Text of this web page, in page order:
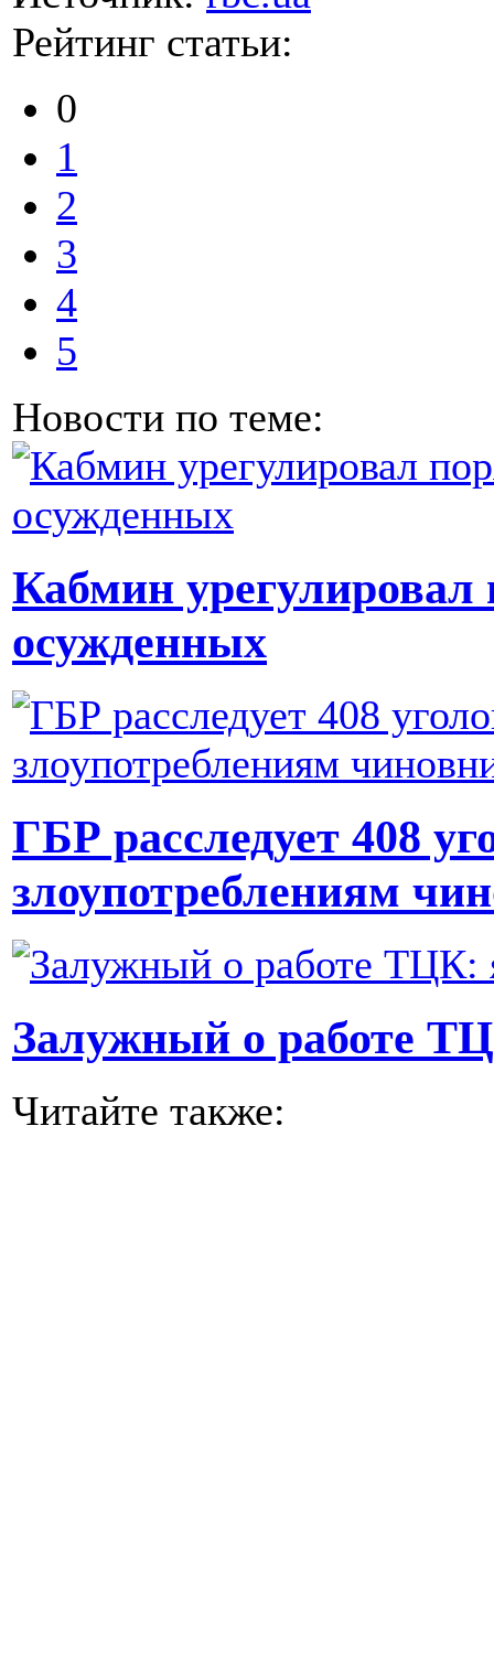
Рейтинг статьи:
0
1
2
3
4
5
Новости по теме:
Кабмин урегулировал
осужденных
ГБР расследует 408
злоупотреблениям
Залужный о работе
Читайте также: